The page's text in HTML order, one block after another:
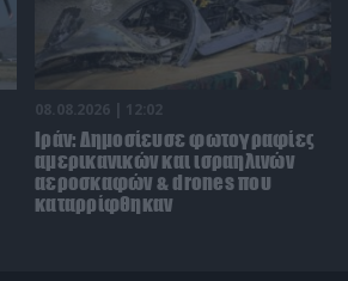
08.08.2026 | 12:02
Ιράν: Δημοσίευσε φωτογραφίες
αμερικανικών και ισραηλινών
αεροσκαφών & drones που
καταρρίφθηκαν